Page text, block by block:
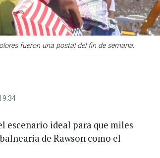
fueron una postal del fin de semana.
escenario ideal para que miles
de Rawson como el